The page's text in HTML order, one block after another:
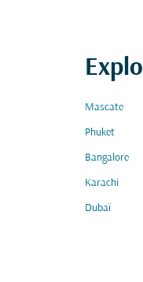
Mascate
Phuket
Bangalore
Karachi
Dubaï